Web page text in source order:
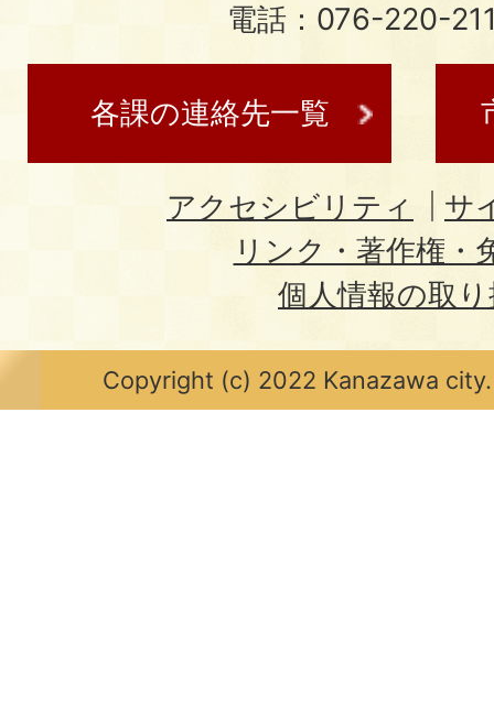
電話：076-220-
各課の連絡先一覧
アクセシビリティ
サ
リンク・著作権・
個人情報の取
Copyright (c) 2022 Kanazawa